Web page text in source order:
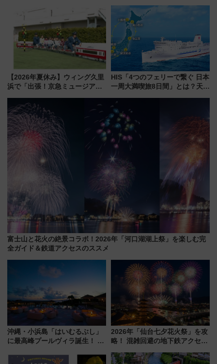
年祭にそうにゃん＆DB.スター
注目観光列車まとめ きっぷの取
り方は？
【2026年夏休み】ウィング久里
浜で「出張！京急ミュージア
ラリーや子ども制服撮影も
HIS「4つのフェリーで繋ぐ 日本
一周大満喫旅8日間」とは？天橋
の絶景＆限定グルメを網羅！煩
雑な手続きも不要でお手軽に楽
しめるプランが登場
富士山と花火の絶景コラボ！2026年「河口湖湖上祭」を楽しむ完
全ガイド＆鉄道アクセスのススメ
沖縄・小浜島「はいむるぶし」
に最高峰プールヴィラ誕生！ 石
美旅「何もしない贅沢」を体験
2026年「仙台七夕花火祭」を攻
略！ 混雑回避の地下鉄アクセス
火前に楽しむ仙台観光ルートま